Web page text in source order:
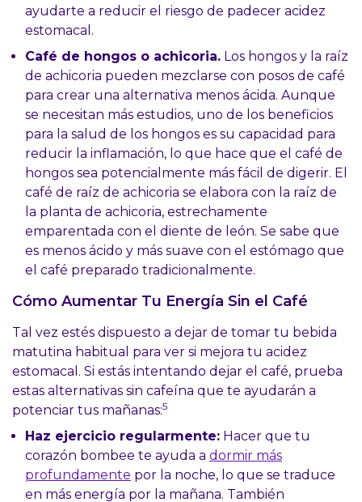
ayudarte a reducir el riesgo de padecer acidez
estomacal.
Café de hongos o achicoria. Los hongos y la raíz
de achicoria pueden mezclarse con posos de café
para crear una alternativa menos ácida. Aunque
se necesitan más estudios, uno de los beneficios
para la salud de los hongos es su capacidad para
reducir la inflamación, lo que hace que el café de
hongos sea potencialmente más fácil de digerir. El
café de raíz de achicoria se elabora con la raíz de
la planta de achicoria, estrechamente
emparentada con el diente de león. Se sabe que
es menos ácido y más suave con el estómago que
el café preparado tradicionalmente.
Cómo Aumentar Tu Energía Sin el Café
Tal vez estés dispuesto a dejar de tomar tu bebida
matutina habitual para ver si mejora tu acidez
estomacal. Si estás intentando dejar el café, prueba
estas alternativas sin cafeína que te ayudarán a
potenciar tus mañanas:5
Haz ejercicio regularmente: Hacer que tu
corazón bombee te ayuda a dormir más
profundamente por la noche, lo que se traduce
en más energía por la mañana. También